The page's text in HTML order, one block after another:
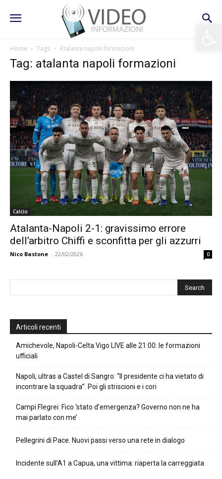
Home Tags Atalanta napoli formazioni
Tag: atalanta napoli formazioni
Calcio
Atalanta-Napoli 2-1: gravissimo errore
dell’arbitro Chiffi e sconfitta per gli azzurri
Nico Bastone - 22/02/2026 0
Articoli recenti
Amichevole, Napoli-Celta Vigo LIVE alle 21:00: le formazioni
ufficiali
Napoli, ultras a Castel di Sangro: “Il presidente ci ha vietato di
incontrare la squadra”. Poi gli striscioni e i cori
Campi Flegrei: Fico ‘stato d’emergenza? Governo non ne ha
mai parlato con me’
Pellegrini di Pace. Nuovi passi verso una rete in dialogo
Incidente sull’A1 a Capua, una vittima: riaperta la carreggiata